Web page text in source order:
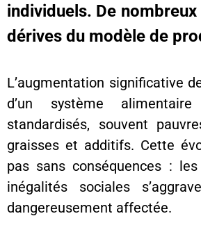
individuels. De
dérives du modèle de
L’augmentation significative
d’un système
standardisés, souvent
graisses et additifs. Cette
pas sans conséquences :
inégalités sociales
dangereusement affectée.